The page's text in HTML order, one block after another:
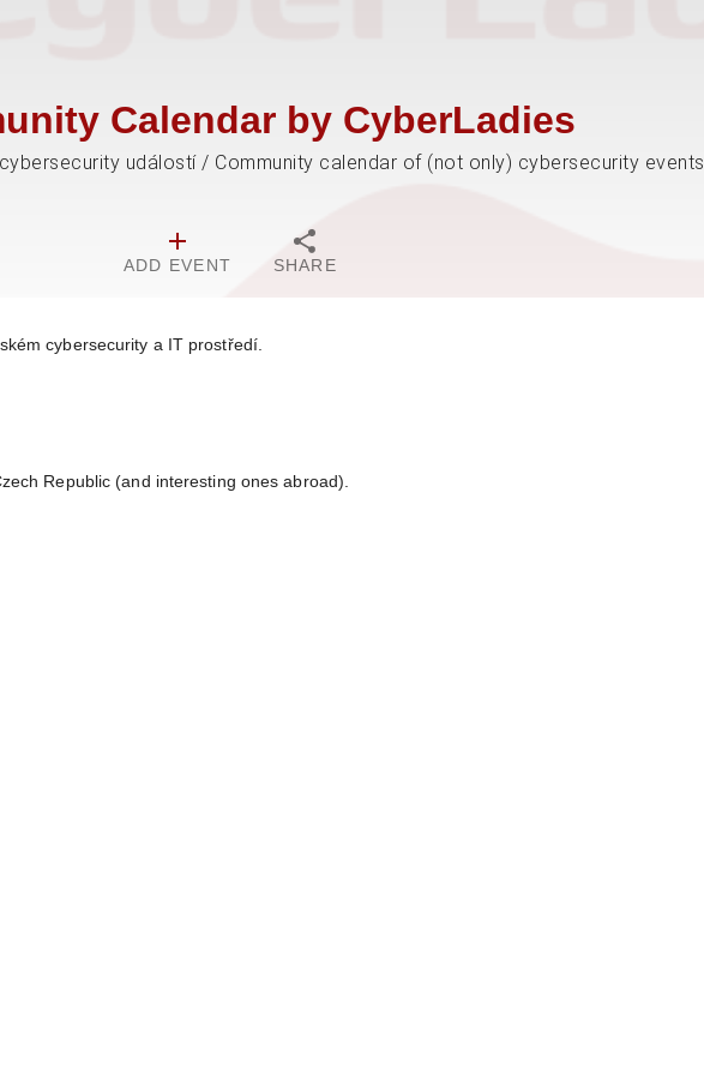
Calendar by CyberLadies
událostí / Community calendar of (not only) cybersecurity events
ADD EVENT SHARE
cybersecurity a IT prostředí.
Republic (and interesting ones abroad).